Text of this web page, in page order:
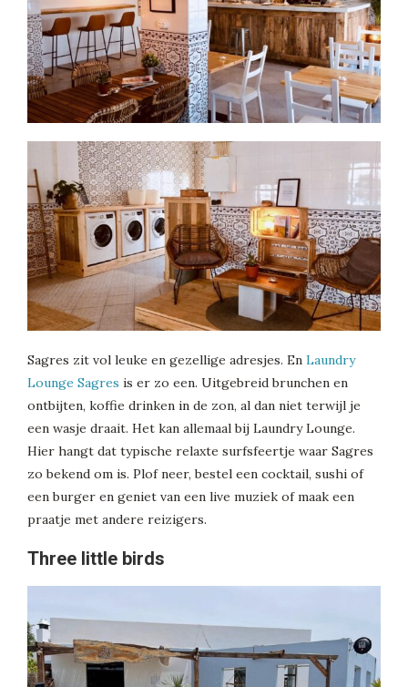
Sagres zit vol leuke en gezellige adresjes. En Laundry
Lounge Sagres is er zo een. Uitgebreid brunchen en
ontbijten, koffie drinken in de zon, al dan niet terwijl je
een wasje draait. Het kan allemaal bij Laundry Lounge.
Hier hangt dat typische relaxte surfsfeertje waar Sagres
zo bekend om is. Plof neer, bestel een cocktail, sushi of
een burger en geniet van een live muziek of maak een
praatje met andere reizigers.
Three little birds